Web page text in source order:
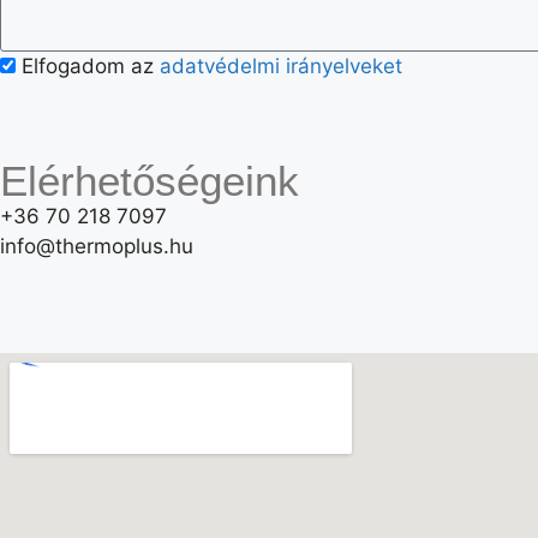
Elfogadom az adatvédelmi irányelveket
Elérhetőségeink
+36 70 218 7097
info@thermoplus.hu